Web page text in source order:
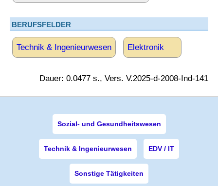
BERUFSFELDER
Technik & Ingenieurwesen Elektronik
Dauer: 0.0477 s., Vers. V.2025-d-2008-Ind-141
Sozial- und Gesundheitswesen
Technik & Ingenieurwesen EDV / IT
Sonstige Tätigkeiten